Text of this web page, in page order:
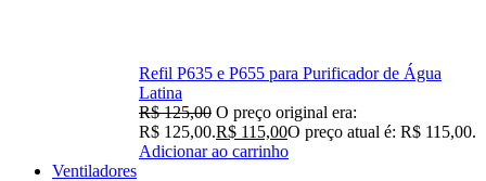
Refil P635 e P655 para Purificador de Água
Latina
R$125,00 O preço original era:
R$ 125,00.R$ 115,00O preço atual é: R$ 115,00.
Adicionar ao carrinho
Ventiladores